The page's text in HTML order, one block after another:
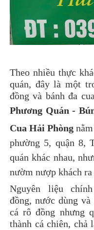
Theo nhiều thực
quán, đây là một
đồng và bánh đa
Phương Quán -
Cua Hải Phòng
phường 5, quận 8,
quán khác nhau,
nườm nượp khách ra
Nguyên liệu
đồng, nước dùng
cá rô đồng nhưng
thành cá chiên, chả